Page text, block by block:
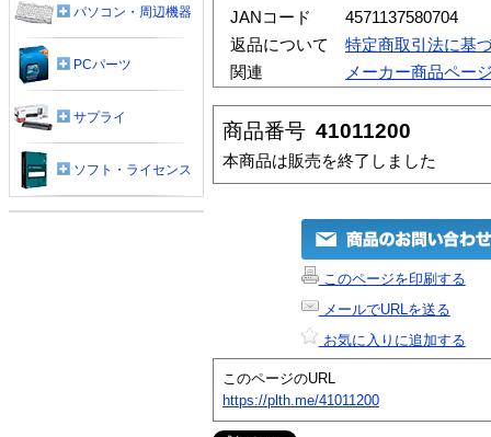
JANコード
4571137580704
返品について
特定商取引法に基
関連
メーカー商品ペー
商品番号 41011200
本商品は販売を終了しました
このページを印刷する
メールでURLを送る
お気に入りに追加する
このページのURL
https://plth.me/41011200
パソコン・周辺機器
PCパーツ
サプライ
ソフト・ライセンス